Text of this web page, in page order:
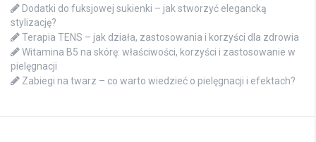
Dodatki do fuksjowej sukienki – jak stworzyć elegancką
stylizację?
Terapia TENS – jak działa, zastosowania i korzyści dla zdrowia
Witamina B5 na skórę: właściwości, korzyści i zastosowanie w
pielęgnacji
Zabiegi na twarz – co warto wiedzieć o pielęgnacji i efektach?